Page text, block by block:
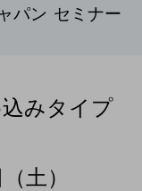
パン セミナー
みタイプ
土）